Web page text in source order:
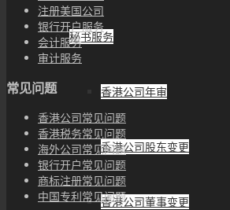
秘书服务
香港公司年审
香港公司股东变更
香港公司董事变更
注册美国公司
银行开户服务
会计服务
审计服务
常见问题
香港公司常见问题
香港税务常见问题
海外公司常见问题
银行开户常见问题
商标注册常见问题
中国专利常见问题